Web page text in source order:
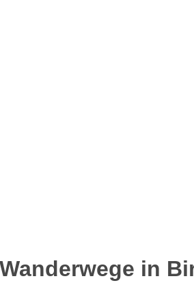
in